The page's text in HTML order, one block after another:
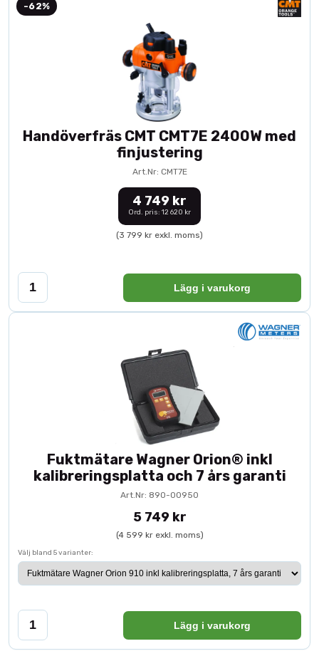
-62%
Handöverfräs CMT CMT7E 2400W med
finjustering
Art.Nr: CMT7E
4 749 kr
Ord. pris: 12 620 kr
(3 799 kr exkl. moms)
Lägg i varukorg
Fuktmätare Wagner Orion® inkl
kalibreringsplatta och 7 års garanti
Art.Nr: 890-00950
5 749 kr
(4 599 kr exkl. moms)
Välj bland 5 varianter:
Lägg i varukorg